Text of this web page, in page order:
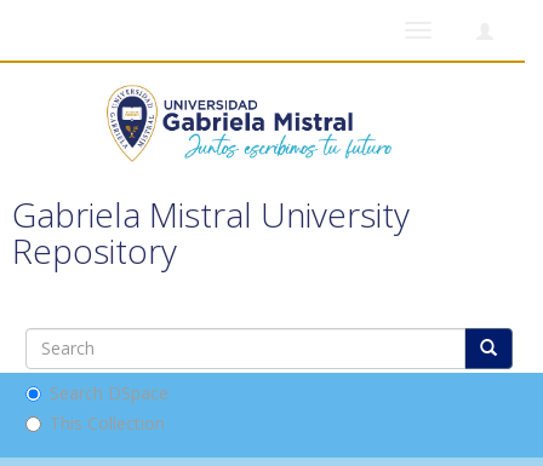
Gabriela Mistral University
Repository
Search DSpace
This Collection